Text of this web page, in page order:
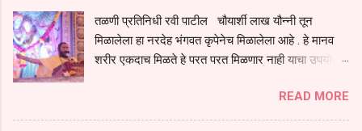
सगळ्याना करून दीली आहे मनुष्याच्या आयुष्यातील नामसाधना ही त्याच्यासाठी खूप
मोठा आधार असते परतू आज काल तीच साधना करण्याचा आळस आ...
तळणी प्रतिनिधी रवी पाटील चौयार्शी लाख यौन्नी तून
मिळालेला हा नरदेह भंगवत कृपेनेच मिळालेला आहे . हे मानव
शरीर एकदाच मिळते हे परत परत मिळणार नाही याचा उपयोग
संचय सारखे असतील तेव्हाच मनुष्य जन्म मिळतो . . परतू
पुण्याचा संचय जर जास्त असेल तर तुम्हाला स्वर्गातील देवत्व
READ MORE